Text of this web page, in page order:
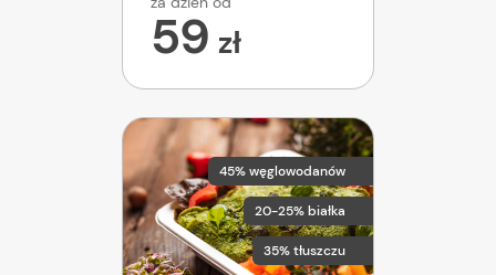
59 zł
45% węglowodanów
20-25% białka
35% tłuszczu